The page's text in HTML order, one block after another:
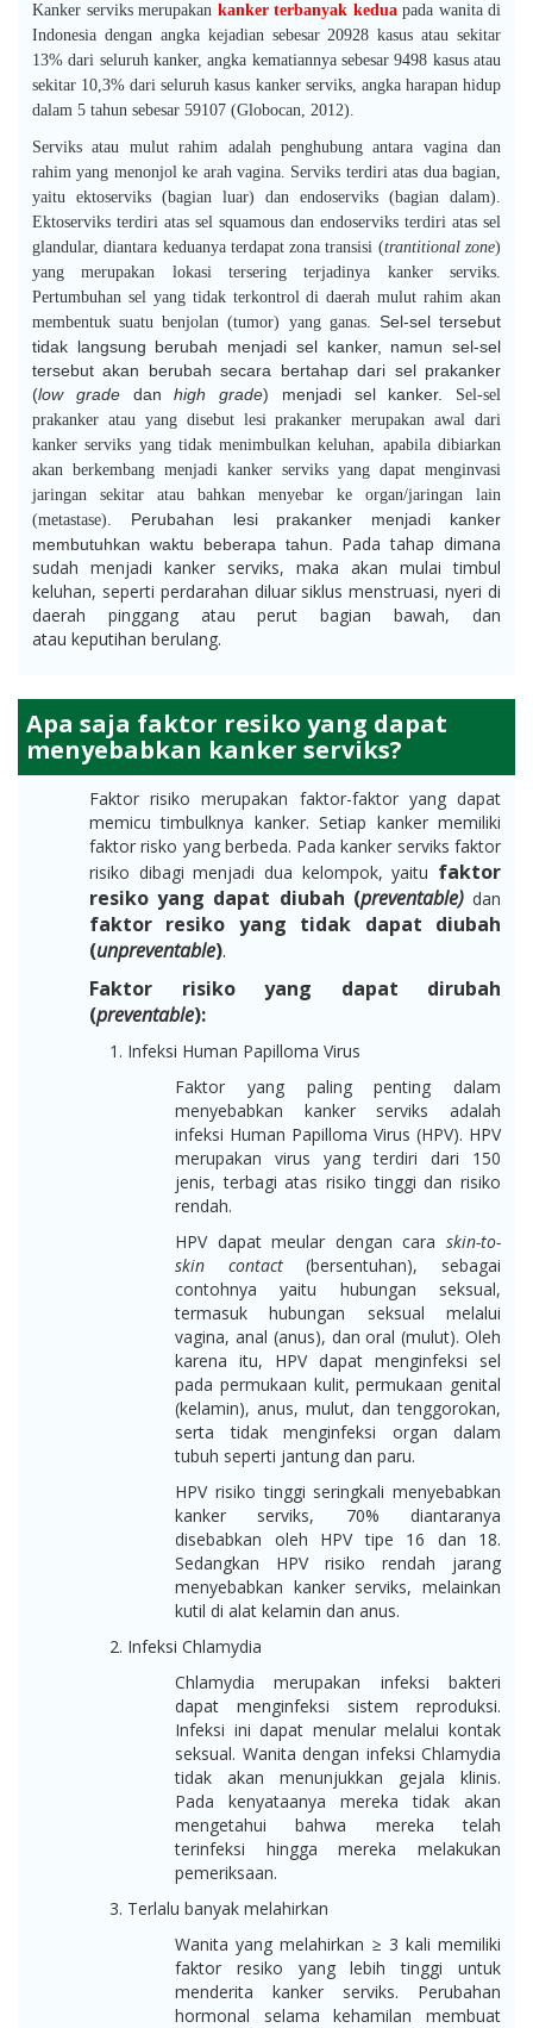
Kanker serviks merupakan kanker terbanyak kedua pada wanita di
Indonesia dengan angka kejadian sebesar 20928 kasus atau sekitar
13% dari seluruh kanker, angka kematiannya sebesar 9498 kasus atau
sekitar 10,3% dari seluruh kasus kanker serviks, angka harapan hidup
dalam 5 tahun sebesar 59107 (Globocan, 2012).
Serviks atau mulut rahim adalah penghubung antara vagina dan
rahim yang menonjol ke arah vagina. Serviks terdiri atas dua bagian,
yaitu ektoserviks (bagian luar) dan endoserviks (bagian dalam).
Ektoserviks terdiri atas sel squamous dan endoserviks terdiri atas sel
glandular, diantara keduanya terdapat zona transisi (trantitional zone)
yang merupakan lokasi tersering terjadinya kanker serviks.
Pertumbuhan sel yang tidak terkontrol di daerah mulut rahim akan
membentuk suatu benjolan (tumor) yang ganas. Sel-sel tersebut
tidak langsung berubah menjadi sel kanker, namun sel-sel
tersebut akan berubah secara bertahap dari sel prakanker
(low gradedanhigh grade) menjadi sel kanker.
Sel-sel
prakanker atau yang disebut lesi prakanker merupakan awal dari
kanker serviks yang tidak menimbulkan keluhan, apabila dibiarkan
akan berkembang menjadi kanker serviks yang dapat menginvasi
jaringan sekitar atau bahkan menyebar ke organ/jaringan lain
(metastase). Perubahan lesi prakanker menjadi kanker
membutuhkan waktu beberapa tahun.
Pada tahap dimana
sudah menjadi kanker serviks, maka akan mulai timbul
keluhan, seperti perdarahan diluar siklus menstruasi, nyeri di
daerah pinggang atau perut bagian bawah, dan
atau keputihan berulang.
Apa saja faktor resiko yang dapat
menyebabkan kanker serviks?
Faktor risiko merupakan faktor-faktor yang dapat
memicu timbulknya kanker. Setiap kanker memiliki
faktor risko yang berbeda. Pada kanker serviks faktor
risiko dibagi menjadi dua kelompok, yaitu faktor
resiko yang dapat diubah (preventable) dan
faktor resiko yang tidak dapat diubah
(unpreventable).
Faktor risiko yang dapat dirubah
(preventable):
Infeksi Human Papilloma Virus
Faktor yang paling penting dalam
menyebabkan kanker serviks adalah
infeksi Human Papilloma Virus (HPV). HPV
merupakan virus yang terdiri dari 150
jenis, terbagi atas risiko tinggi dan risiko
rendah.
HPV dapat meular dengan cara skin-to-
skin contact(bersentuhan), sebagai
contohnya yaitu hubungan seksual,
termasuk hubungan seksual melalui
vagina, anal (anus), dan oral (mulut). Oleh
karena itu, HPV dapat menginfeksi sel
pada permukaan kulit, permukaan genital
(kelamin), anus, mulut, dan tenggorokan,
serta tidak menginfeksi organ dalam
tubuh seperti jantung dan paru.
HPV risiko tinggi seringkali menyebabkan
kanker serviks, 70% diantaranya
disebabkan oleh HPV tipe 16 dan 18.
Sedangkan HPV risiko rendah jarang
menyebabkan kanker serviks, melainkan
kutil di alat kelamin dan anus.
Infeksi Chlamydia
Chlamydia merupakan infeksi bakteri
dapat menginfeksi sistem reproduksi.
Infeksi ini dapat menular melalui kontak
seksual. Wanita dengan infeksi Chlamydia
tidak akan menunjukkan gejala klinis.
Pada kenyataanya mereka tidak akan
mengetahui bahwa mereka telah
terinfeksi hingga mereka melakukan
pemeriksaan.
Terlalu banyak melahirkan
Wanita yang melahirkan ≥ 3 kali memiliki
faktor resiko yang lebih tinggi untuk
menderita kanker serviks. Perubahan
hormonal selama kehamilan membuat